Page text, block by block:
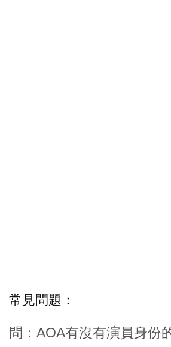
常見問題：
問：AOA有沒有演員身份